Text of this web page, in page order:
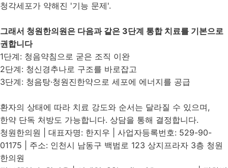
청각세포가 약해진 '기능 문제'.
그래서 청원한의원은 다음과 같은 3단계 통합 치료를 기본으로
권합니다
1단계: 청음약침으로 굳은 조직 이완
2단계: 청신경추나로 구조를 바로잡고
3단계: 청음탕·청원진한약으로 세포에 에너지를 공급
환자의 상태에 따라 치료 강도와 순서는 달라질 수 있으며,
한약 단독 처방도 가능합니다. 상담을 통해 결정합니다.
청원한의원 | 대표자명: 한지우 | 사업자등록번호: 529-90-
01175 | 주소: 인천시 남동구 백범로 123 상지프라자 3층 청원
한의원